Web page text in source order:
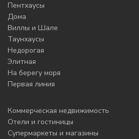
Пентхаусы
Дома
Виллы и Шале
Таунхаусы
Недорогая
Элитная
На берегу моря
Первая линия
Коммерческая недвижимость
Отели и гостиницы
Супермаркеты и магазины